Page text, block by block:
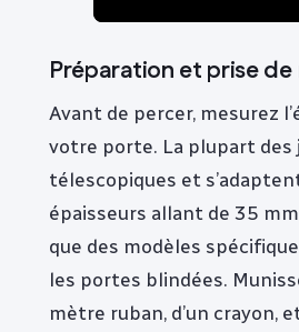
Préparation et prise de
Avant de percer, mesurez
votre porte. La plupart des
télescopiques et
épaisseurs allant de 35
que des modèles
les portes blindées.
mètre ruban, d’un crayon,